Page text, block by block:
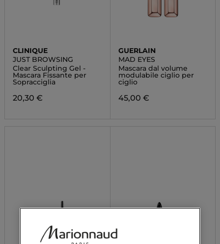
CLINIQUE
JUST BROWSING
Clear Sculpting Gel -
Mascara Fissante per
Sopracciglia
20,30 €
GUERLAIN
MAD EYES
Mascara dal volume
modulabile ciglio per
ciglio
45,00 €